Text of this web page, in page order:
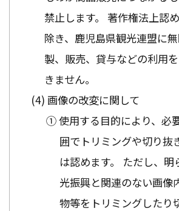
禁止します。 著作権法上認
除き、鹿児島県観光連盟に
製、販売、貸与などの利用
きません。
画像の改変に関して
① 使用する目的により、必
囲でトリミングや切り抜
は認めます。 ただし、
光振興と関連のない画像
物等をトリミングしたり